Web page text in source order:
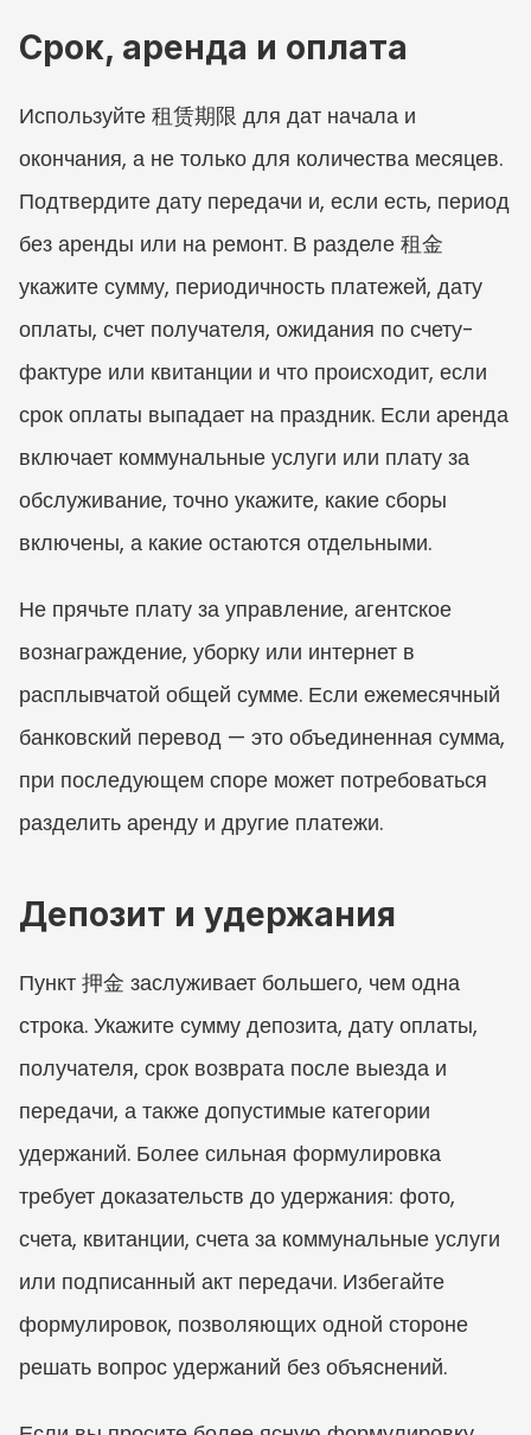
Срок, аренда и оплата
Используйте 租赁期限 для дат начала и
окончания, а не только для количества месяцев.
Подтвердите дату передачи и, если есть, период
без аренды или на ремонт. В разделе 租金
укажите сумму, периодичность платежей, дату
оплаты, счет получателя, ожидания по счету-
фактуре или квитанции и что происходит, если
срок оплаты выпадает на праздник. Если аренда
включает коммунальные услуги или плату за
обслуживание, точно укажите, какие сборы
включены, а какие остаются отдельными.
Не прячьте плату за управление, агентское
вознаграждение, уборку или интернет в
расплывчатой общей сумме. Если ежемесячный
банковский перевод — это объединенная сумма,
при последующем споре может потребоваться
разделить аренду и другие платежи.
Депозит и удержания
Пункт 押金 заслуживает большего, чем одна
строка. Укажите сумму депозита, дату оплаты,
получателя, срок возврата после выезда и
передачи, а также допустимые категории
удержаний. Более сильная формулировка
требует доказательств до удержания: фото,
счета, квитанции, счета за коммунальные услуги
или подписанный акт передачи. Избегайте
формулировок, позволяющих одной стороне
решать вопрос удержаний без объяснений.